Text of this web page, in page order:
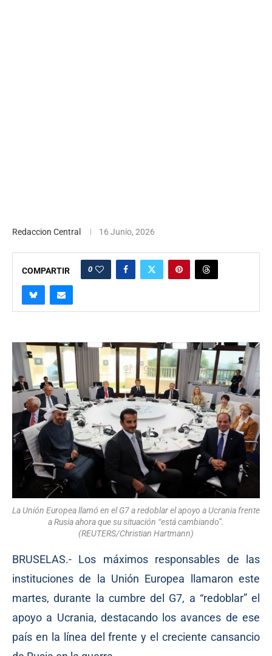
Redaccion Central 16 Junio, 2026
COMPARTIR 0
La Unión Europea llamó en el G7 a redoblar el apoyo a Ucrania frente
a Rusia ahora que su situación “está cambiando”.
(REUTERS/Christian Hartmann)
BRUSELAS.- Los máximos responsables de las
instituciones de la Unión Europea llamaron este
martes, durante la cumbre del G7, a “redoblar” el
apoyo a Ucrania, destacando los avances de ese
país en la línea del frente y el creciente cansancio